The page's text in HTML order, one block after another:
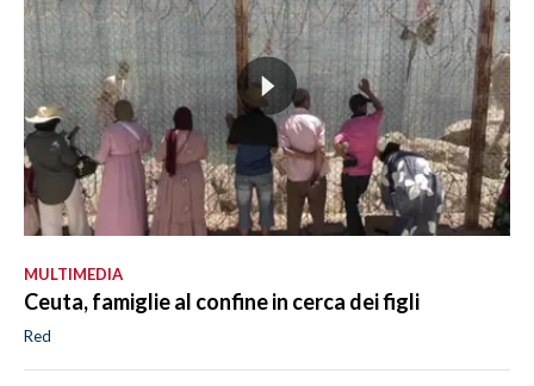
MULTIMEDIA
Ceuta, famiglie al confine in cerca dei figli
Red